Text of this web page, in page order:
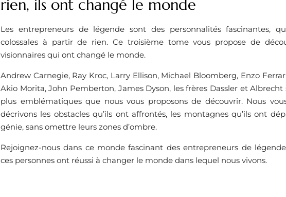
rien, ils ont changé le monde
Les entrepreneurs de légende sont des personnalités fascinantes,
colossales à partir de rien. Ce troisième tome vous propose de
visionnaires qui ont changé le monde.
Andrew Carnegie, Ray Kroc, Larry Ellison, Michael Bloomberg, Enzo
Akio Morita, John Pemberton, James Dyson, les frères Dassler et
plus emblématiques que nous vous proposons de découvrir. Nous
décrivons les obstacles qu’ils ont affrontés, les montagnes qu’ils ont
génie, sans omettre leurs zones d’ombre.
Rejoignez-nous dans ce monde fascinant des entrepreneurs de
ces personnes ont réussi à changer le monde dans lequel nous vivons.